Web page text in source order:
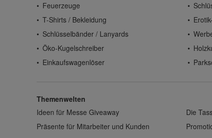
Feuerzeuge
T-Shirts / Bekleidung
Schlüsselbänder / Lanyards
Öko-Kugelschreiber
Einkaufswagenlöser
Themenwelten
Ideen für Messe Giveaway
Die
Präsente für Mitarbeiter und Kunden